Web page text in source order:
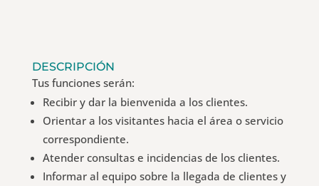
DESCRIPCIÓN
Tus funciones serán:
Recibir y dar la bienvenida a los clientes.
Orientar a los visitantes hacia el área o servicio
correspondiente.
Atender consultas e incidencias de los clientes.
Informar al equipo sobre la llegada de clientes y